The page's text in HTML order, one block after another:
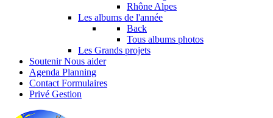
Rhône Alpes
Les albums de l'année
Back
Tous albums photos
Les Grands projets
Soutenir Nous aider
Agenda Planning
Contact Formulaires
Privé Gestion